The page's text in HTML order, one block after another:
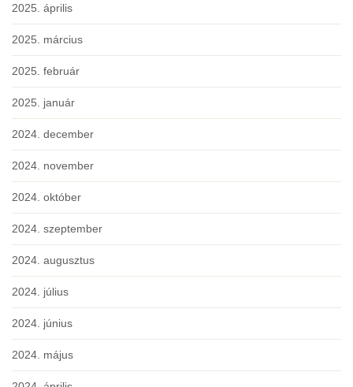
2025. április
2025. március
2025. február
2025. január
2024. december
2024. november
2024. október
2024. szeptember
2024. augusztus
2024. július
2024. június
2024. május